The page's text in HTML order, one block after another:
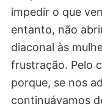
impedir o que
entanto, não
diaconal às
frustração. Pelo
porque, se nos
continuávamos